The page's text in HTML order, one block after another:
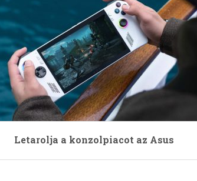
Letarolja a konzolpiacot az Asus